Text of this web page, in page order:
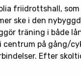
friidrottshall,
ske i den
träning i både
centrum på gång/
Efter